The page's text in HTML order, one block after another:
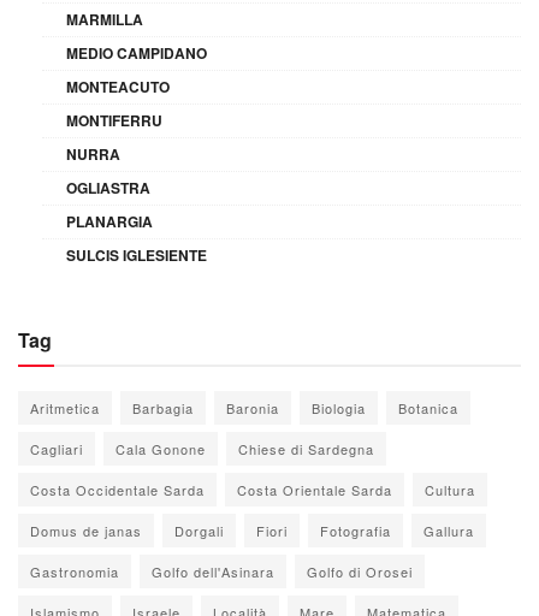
MARMILLA
MEDIO CAMPIDANO
MONTEACUTO
MONTIFERRU
NURRA
OGLIASTRA
PLANARGIA
SULCIS IGLESIENTE
Tag
Aritmetica Barbagia Baronia Biologia Botanica
Cagliari Cala Gonone Chiese di Sardegna
Costa Occidentale Sarda Costa Orientale Sarda Cultura
Domus de janas Dorgali Fiori Fotografia Gallura
Gastronomia Golfo dell'Asinara Golfo di Orosei
Islamismo Israele Località Mare Matematica